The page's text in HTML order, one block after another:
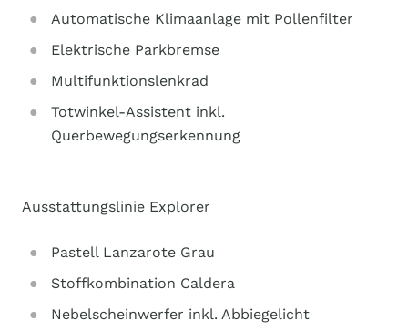
Automatische Klimaanlage mit Pollenfilter
Elektrische Parkbremse
Multifunktionslenkrad
Totwinkel-Assistent inkl.
Querbewegungserkennung
Ausstattungslinie Explorer
Pastell Lanzarote Grau
Stoffkombination Caldera
Nebelscheinwerfer inkl. Abbiegelicht